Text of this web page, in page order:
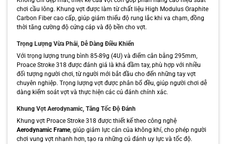
chơi cầu lông. Khung vợt được làm từ chất liệu High Modulus Graphite
Carbon Fiber cao cấp, giúp giảm thiểu độ rung lắc khi va chạm, đồng
thời tăng cường độ cứng cáp và độ bền cho vợt.
Trọng Lượng Vừa Phải, Dễ Dàng Điều Khiển
Với trọng lượng trung bình 85-89g (4U) và điểm cân bằng 295mm,
Proace Stroke 318 được đánh giá là khá đầm tay, phù hợp với nhiều
đối tượng người chơi, từ người mới bắt đầu cho đến những tay vợt
chuyên nghiệp. Trọng lượng vợt được phân bổ đều, giúp người chơi dễ
dàng kiểm soát vợt và thực hiện các cú đánh chính xác.
Khung Vợt Aerodynamic, Tăng Tốc Độ Đánh
Khung vợt Proace Stroke 318 được thiết kế theo công nghệ
Aerodynamic Frame, giúp giảm lực cản của không khí, cho phép người
chơi vung vợt nhanh hơn, tạo ra những cú đánh uy lực và tốc độ.